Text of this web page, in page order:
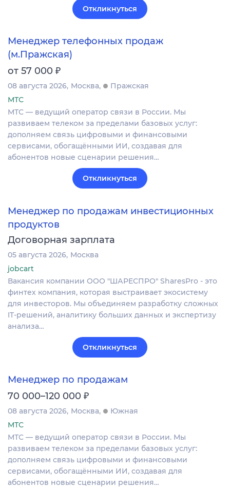
Откликнуться
Менеджер телефонных продаж
(м.Пражская)
от 57 000 ₽
08 августа 2026 Москва
Пражская
МТС
МТС — ведущий оператор связи в России. Мы
развиваем телеком за пределами базовых услуг:
дополняем связь цифровыми и финансовыми
сервисами, обогащёнными ИИ, создавая для
абонентов новые сценарии решения…
Откликнуться
Менеджер по продажам инвестиционных
продуктов
Договорная зарплата
05 августа 2026 Москва
jobcart
Вакансия компании ООО "ШАРЕСПРО" SharesPro - это
финтех компания, которая выстраивает экосистему
для инвесторов. Мы объединяем разработку сложных
IT‑решений, аналитику больших данных и экспертизу
анализа…
Откликнуться
Менеджер по продажам
70 000–120 000 ₽
08 августа 2026 Москва
Южная
МТС
МТС — ведущий оператор связи в России. Мы
развиваем телеком за пределами базовых услуг:
дополняем связь цифровыми и финансовыми
сервисами, обогащёнными ИИ, создавая для
абонентов новые сценарии решения…